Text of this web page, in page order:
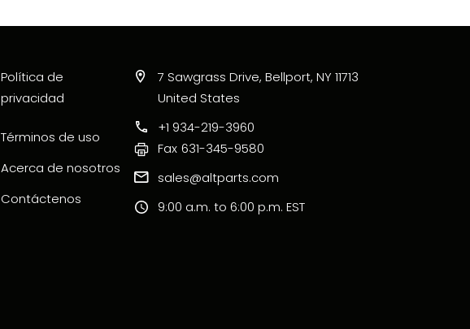
Política de
privacidad
Términos de uso
Acerca de nosotros
Contáctenos
7 Sawgrass Drive, Bellport, NY 11713
United States
+1 934-219-3960
Fax 631-345-9580
sales@altparts.com
9:00 a.m. to 6:00 p.m. EST